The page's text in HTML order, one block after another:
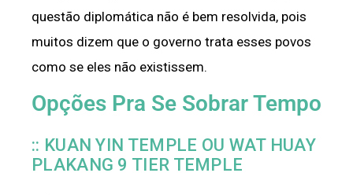
questão diplomática não é bem resolvida, pois
muitos dizem que o governo trata esses povos
como se eles não existissem.
Opções Pra Se Sobrar Tempo
:: KUAN YIN TEMPLE OU WAT HUAY
PLAKANG 9 TIER TEMPLE